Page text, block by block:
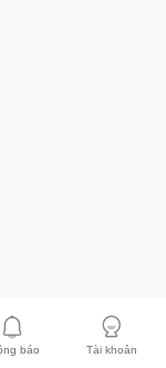
báo Tài khoản